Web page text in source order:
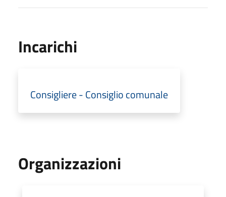
Incarichi
Consigliere - Consiglio comunale
Organizzazioni